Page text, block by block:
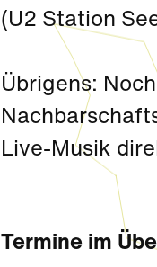
(U2 Station
Übrigens:
Live-Musik
Termine im